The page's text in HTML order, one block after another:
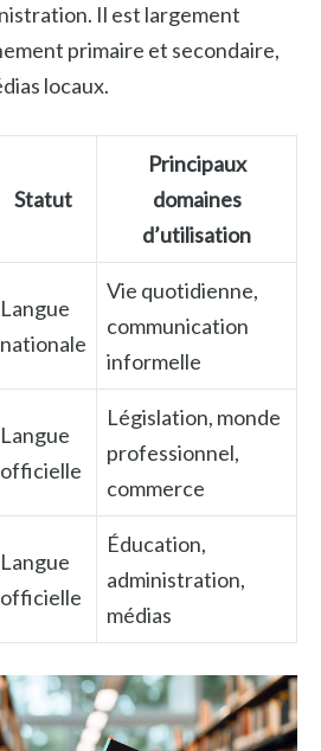
Il est largement
primaire et secondaire,
locaux.
Statut
Principaux
domaines
d’utilisation
Langue
nationale
Vie quotidienne,
communication
informelle
Langue
officielle
Législation, monde
professionnel,
commerce
Langue
officielle
Éducation,
administration,
médias